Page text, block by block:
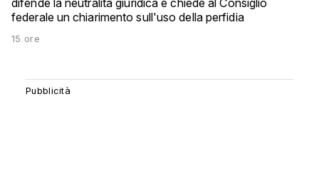
difende la neutralità giuridica e chiede al Consiglio
federale un chiarimento sull'uso della perfidia
15 ore